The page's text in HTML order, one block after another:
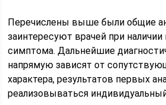
Перечислены выше были общие
заинтересуют врачей при наличии
симптома. Дальнейшие
напрямую зависят от
характера, результатов первых
реализовываться